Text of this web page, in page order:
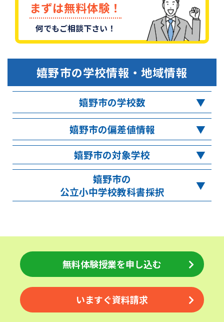
まずは無料体験！
何でもご相談下さい！
嬉野市の学校情報・地域情報
嬉野市の学校数
嬉野市の偏差値情報
嬉野市の対象学校
嬉野市の
公立小中学校教科書採択
無料体験授業を申し込む
いますぐ資料請求